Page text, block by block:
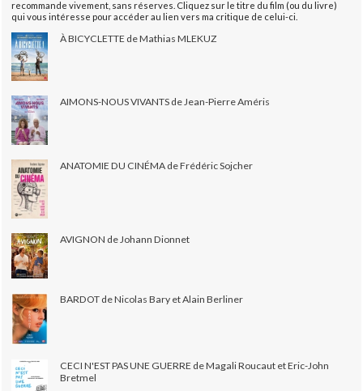
recommande vivement, sans réserves. Cliquez sur le titre du film (ou du livre)
qui vous intéresse pour accéder au lien vers ma critique de celui-ci.
À BICYCLETTE de Mathias MLEKUZ
AIMONS-NOUS VIVANTS de Jean-Pierre Améris
ANATOMIE DU CINÉMA de Frédéric Sojcher
AVIGNON de Johann Dionnet
BARDOT de Nicolas Bary et Alain Berliner
CECI N'EST PAS UNE GUERRE de Magali Roucaut et Eric-John
Bretmel